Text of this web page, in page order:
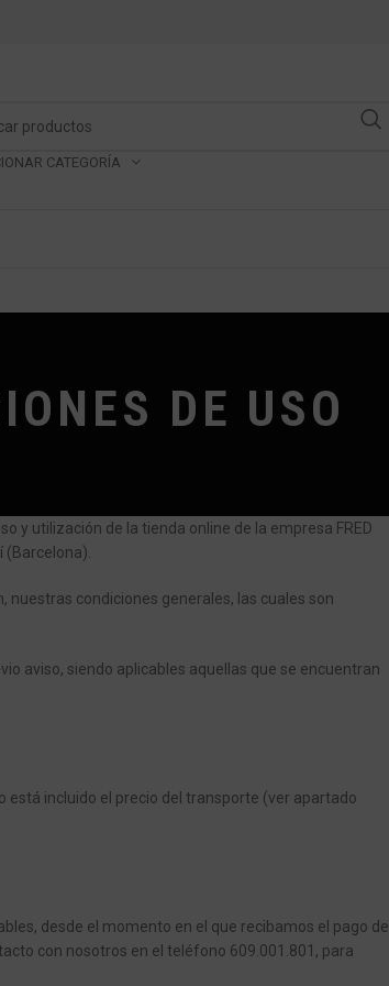
CATEGORÍA
DE USO
y utilización de la tienda online de la empresa FRED
(Barcelona).
nuestras condiciones generales, las cuales son
aviso, siendo aplicables aquellas que se encuentran
está incluido el precio del transporte (ver apartado
desde el momento en el que recibamos el pago del
con nosotros en el teléfono 609.001.801, para